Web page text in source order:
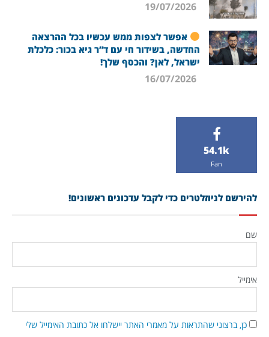
אפשר לצפות ממש עכשיו בכל ההרצאה
החדשה, בשידור חי עם ד”ר גיא בכור: כלכלת
ישראל, לאן? והכסף שלך!
54.1k
Fan
להירשם לניוזלטרים כדי לקבל עדכונים ראשונים!
שם
אימייל
כן, ברצוני שהתראות על מאמרי האתר יישלחו אל כתובת האימייל שלי